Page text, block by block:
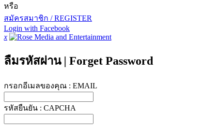
หรือ
สมัครสมาชิก / REGISTER
Login with Facebook
x
ลืมรหัสผ่าน | Forget Password
กรอกอีเมลของคุณ : EMAIL
รหัสยืนยัน : CAPCHA